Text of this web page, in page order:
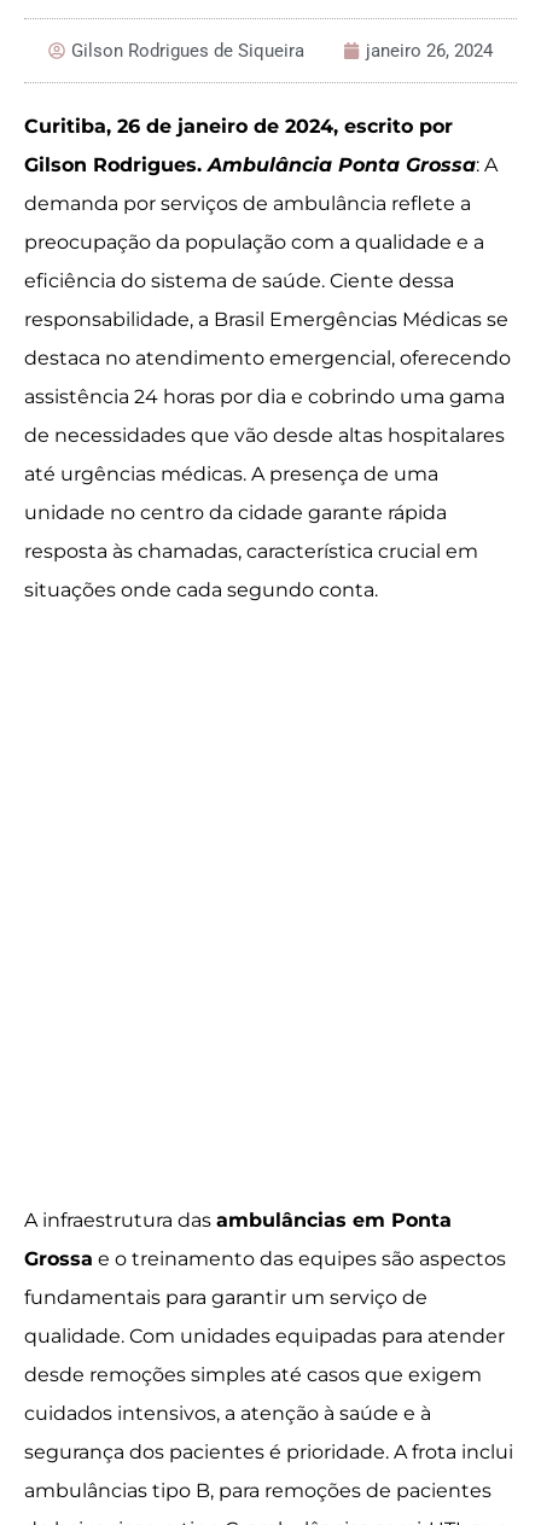
Gilson Rodrigues de Siqueira janeiro 26, 2024
Curitiba, 26 de janeiro de 2024, escrito por
Gilson Rodrigues.Ambulância Ponta Grossa: A
demanda por serviços de ambulância reflete a
preocupação da população com a qualidade e a
eficiência do sistema de saúde. Ciente dessa
responsabilidade, a Brasil Emergências Médicas se
destaca no atendimento emergencial, oferecendo
assistência 24 horas por dia e cobrindo uma gama
de necessidades que vão desde altas hospitalares
até urgências médicas. A presença de uma
unidade no centro da cidade garante rápida
resposta às chamadas, característica crucial em
situações onde cada segundo conta.
A infraestrutura das ambulâncias em Ponta
Grossa e o treinamento das equipes são aspectos
fundamentais para garantir um serviço de
qualidade. Com unidades equipadas para atender
desde remoções simples até casos que exigem
cuidados intensivos, a atenção à saúde e à
segurança dos pacientes é prioridade. A frota inclui
ambulâncias tipo B, para remoções de pacientes